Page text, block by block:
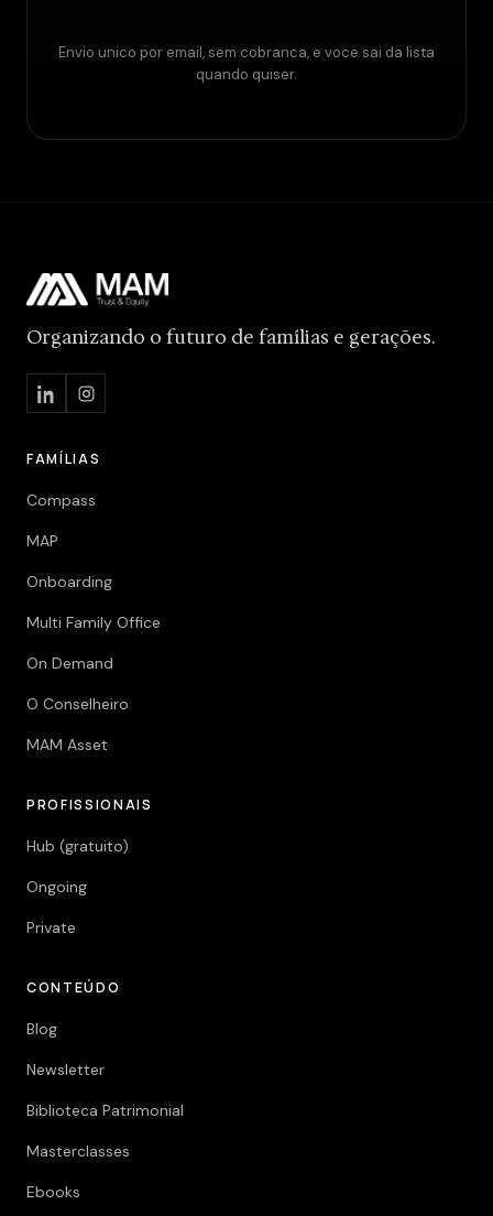
Envio unico por email, sem cobranca, e voce sai da lista
quando quiser.
Organizando o futuro de famílias e gerações.
FAMÍLIAS
Compass
MAP
Onboarding
Multi Family Office
On Demand
O Conselheiro
MAM Asset
PROFISSIONAIS
Hub (gratuito)
Ongoing
Private
CONTEÚDO
Blog
Newsletter
Biblioteca Patrimonial
Masterclasses
Ebooks